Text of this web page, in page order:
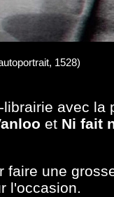
1528)
avec la
et Ni fait
faire une
l'occasion.